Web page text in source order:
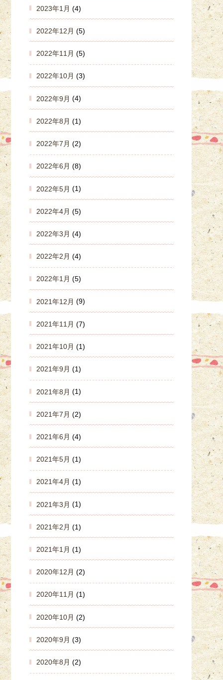
2023年1月 (4)
2022年12月 (5)
2022年11月 (5)
2022年10月 (3)
2022年9月 (4)
2022年8月 (1)
2022年7月 (2)
2022年6月 (8)
2022年5月 (1)
2022年4月 (5)
2022年3月 (4)
2022年2月 (4)
2022年1月 (5)
2021年12月 (9)
2021年11月 (7)
2021年10月 (1)
2021年9月 (1)
2021年8月 (1)
2021年7月 (2)
2021年6月 (4)
2021年5月 (1)
2021年4月 (1)
2021年3月 (1)
2021年2月 (1)
2021年1月 (1)
2020年12月 (2)
2020年11月 (1)
2020年10月 (2)
2020年9月 (3)
2020年8月 (2)